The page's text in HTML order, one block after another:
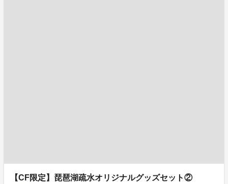
【CF限定】琵琶湖疏水オリジナルグッズセット②